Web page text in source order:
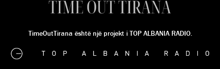
TimeOutTirana është një projekt i TOP ALBANIA RADIO.